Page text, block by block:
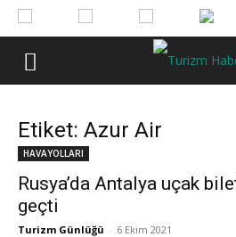
Etiket: Azur Air
HAVAYOLLARI
Rusya’da Antalya uçak
geçti
Turizm Günlüğü - 6 Ekim 2021